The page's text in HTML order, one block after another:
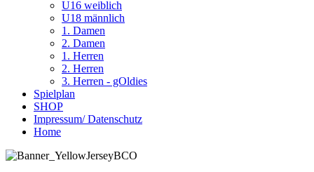
U16 weiblich
U18 männlich
1. Damen
2. Damen
1. Herren
2. Herren
3. Herren - gOldies
Spielplan
SHOP
Impressum/ Datenschutz
Home